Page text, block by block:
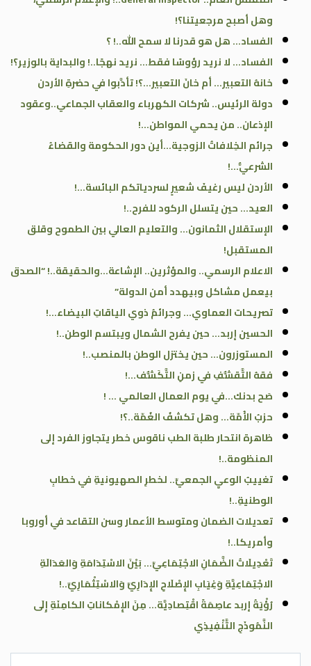
وهل أصبح مرجعيتنا؟!
الفساد… هل هو قدرنا لا سمح الله..! ؟
الفساد… لا نريد رؤوسًا فقط… نريد نهجًا..! والبداية بالوزير؟!
خانهُ التعبير… أم خانَ التعبير…؟! تأدَّبوا في حضرةِ الأردن
دولة الرئيس.. شركات الكهرباء والعقاب الجماعي..وعقود
الإذعان.. من يحمي المواطن…!
جرائم الخِلافاتُ الزوجية…أين دور الحكومة والقضاءُ
الشرعيُّ…!
الأردن ليس رغيفَ شعيرٍ لسردياتكم البائسة…!
العيد… حين يتسلل الركود للفرح..!
الإستقلال الثمانون… والتعليم العالي بين الطموح وقلق
المستقبل!
الاعلام الرسمي.. والمؤثرين.. الإشاعة…والحقيقة..! “الصدق
بيعمل مشاكل وبيهدد أمن الدولة”
تصريحات العماوي… وجرائمُ ذوي الياقاتِ البيضاء…!
الحسين إربد… حين يفرح الشمال ويبتسم الوطن..!
المستوزرون… حين يختزل الوطن بالمنصب..!
فقهُ التَّقشُّفِ في زمنِ التَّكَشُّف…!
صَح بدنك…في يوم العمال العالمي … !
حزبُ الأُمّة… وهل تكشفُ الغُمّة..؟!
ظاهرة انتحار طلبة الطب ناقوس خطر يتجاوز الفرد إلى
المنظومة..!
تغييبُ الوعيِ الجمعيِّ.. لخطرِ الصهيونيةِ في خطابِ
الوطنيةِ..!
تعديلات الضمان ومتوسط الأعمار وسن التقاعد في أوروبا
وأمريكا..!
تَعْدِيلَاتُ الضَّمَانِ الاجْتِمَاعِيِّ… بَيْنَ الاسْتِدَامَةِ وَالعَدَالَةِ
الاجْتِمَاعِيَّةِ وَغِيَابِ الإِصْلَاحِ الإِدَارِيِّ وَالاسْتِثْمَارِيِّ..!
رُؤْيَةُ إربد عاصِمَةً اقْتِصادِيَّة… مِنَ الإِمْكاناتِ الكامِنَةِ إِلَى
النَّمُوذَجِ التَّنْفِيذِي